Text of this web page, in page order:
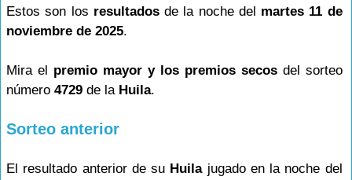
Estos son los resultadosde la noche del martes 11 de
noviembre de 2025.
Mira el premio mayor y los premios secosdel sorteo
número 4729 de la Huila.
Sorteo anterior
El resultado anterior de su Huilajugado en la noche del